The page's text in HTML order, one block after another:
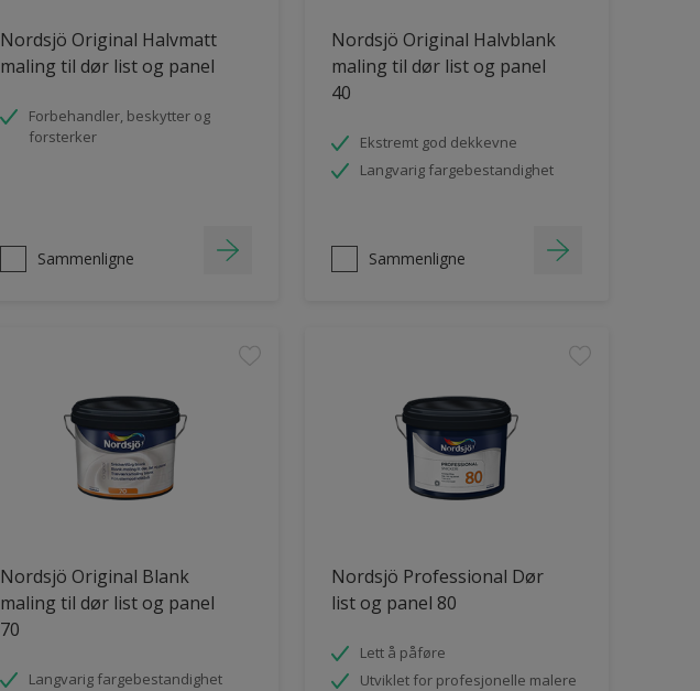
Nordsjö Original Halvmatt
maling til dør list og panel
Forbehandler, beskytter og
forsterker
Sammenligne
Nordsjö Original Halvblank
maling til dør list og panel
40
Ekstremt god dekkevne
Langvarig fargebestandighet
Sammenligne
Nordsjö Original Blank
maling til dør list og panel
70
Langvarig fargebestandighet
Nordsjö Professional Dør
list og panel 80
Lett å påføre
Utviklet for profesjonelle malere